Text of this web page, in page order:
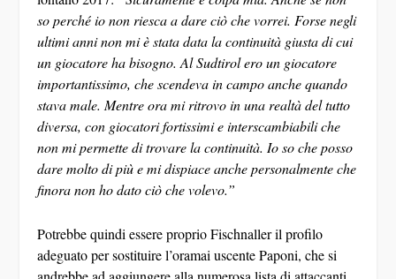
so perché io non riesca a dare ciò che vorrei. Forse negli
ultimi anni non mi è stata data la continuità giusta di cui
un giocatore ha bisogno. Al Sudtirol ero un giocatore
importantissimo, che scendeva in campo anche quando
stava male. Mentre ora mi ritrovo in una realtà del tutto
diversa, con giocatori fortissimi e interscambiabili che
non mi permette di trovare la continuità. Io so che posso
dare molto di più e mi dispiace anche personalmente che
finora non ho dato ciò che volevo.”
Potrebbe quindi essere proprio Fischnaller il profilo
adeguato per sostituire l’oramai uscente Paponi, che si
andrebbe ad aggiungere alla numerosa lista di attaccanti